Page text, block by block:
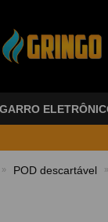
» POD descartável »